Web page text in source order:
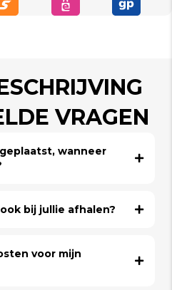
VRAGEN
wanneer
bij jullie afhalen?
voor mijn